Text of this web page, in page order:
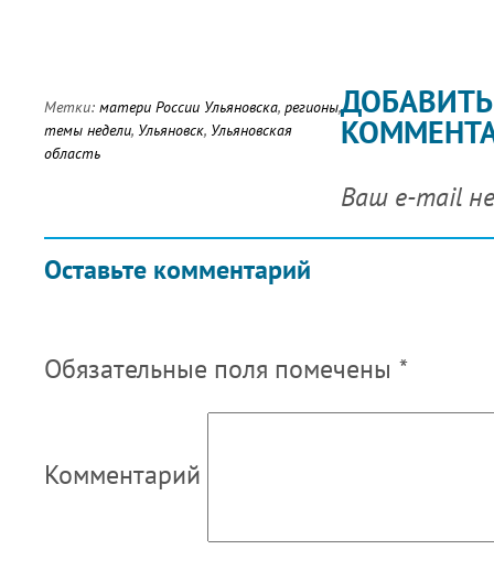
Метки: матери России Ульяновска, регионы,
темы недели, Ульяновск, Ульяновская
область
Оставьте комментарий
ДОБАВИТЬ
Ваш e-mail
Обязательные поля помечены *
Комментарий